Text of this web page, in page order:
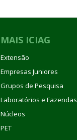
MAIS ICIAG
Extensão
Empresas Juniores
Grupos de Pesquisa
Laboratórios e Fazendas
Núcleos
PET